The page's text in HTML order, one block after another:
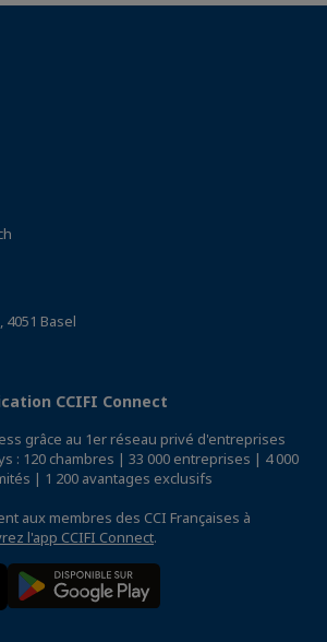
Basel
CCIFI Connect
grâce au 1er réseau privé d'entreprises
: 120 chambres | 33 000 entreprises | 4 000
| 1 200 avantages exclusifs
aux membres des CCI Françaises à
l'app CCIFI Connect.